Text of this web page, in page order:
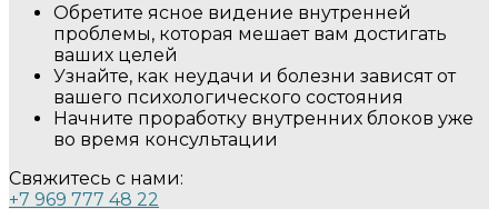
Обретите ясное видение внутренней
проблемы, которая мешает вам достигать
ваших целей
Узнайте, как неудачи и болезни зависят от
вашего психологического состояния
Начните проработку внутренних блоков уже
во время консультации
Свяжитесь с нами:
+7 969 777 48 22